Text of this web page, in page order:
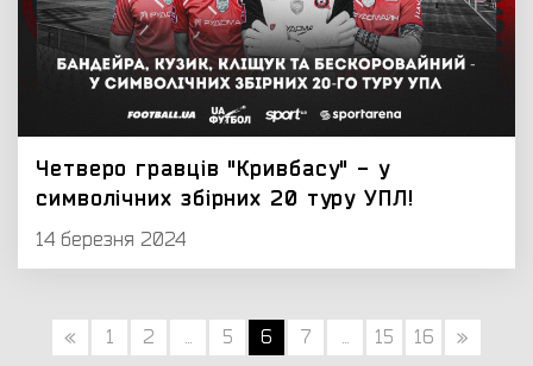
Четверо гравців "Кривбасу" - у
символічних збірних 20 туру УПЛ!
14 березня 2024
« 1 2 ... 5 6 7 ... 15 16 »